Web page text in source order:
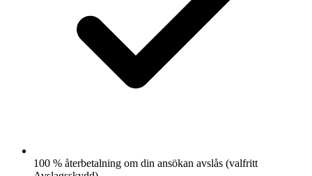
100 % återbetalning om din ansökan avslås (valfritt